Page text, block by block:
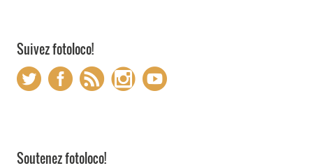
Suivez fotoloco!
Soutenez fotoloco!